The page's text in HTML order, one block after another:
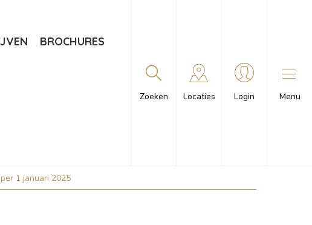
BROCHURES
Zoeken Locaties Login Menu
1 januari 2025